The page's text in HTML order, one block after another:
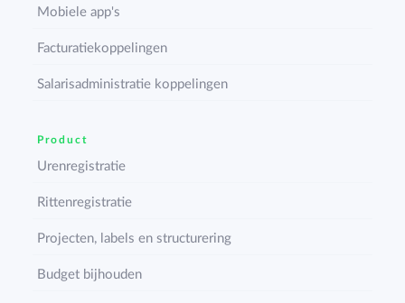
Mobiele app's
Facturatiekoppelingen
Salarisadministratie koppelingen
Product
Urenregistratie
Rittenregistratie
Projecten, labels en structurering
Budget bijhouden